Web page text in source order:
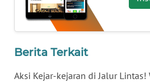
Berita Terkait
Aksi Kejar-kejaran di Jalur Lintas!
WN
KALTENG
WN